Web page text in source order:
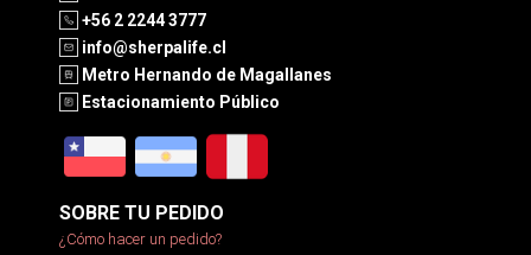
+56 2 2244 3777
info@sherpalife.cl
Metro Hernando de Magallanes
Estacionamiento Público
SOBRE TU PEDIDO
¿Cómo hacer un pedido?